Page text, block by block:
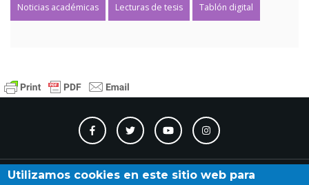
Noticias académicas Lecturas de tesis Tablón digital
Contacto Accesibilidad Directorio Calendario
Utilizamos cookies en este sitio web para